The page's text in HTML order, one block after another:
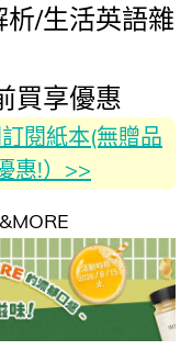
/生活英語雜
買享優惠
閱紙本(無贈品
惠!）>>